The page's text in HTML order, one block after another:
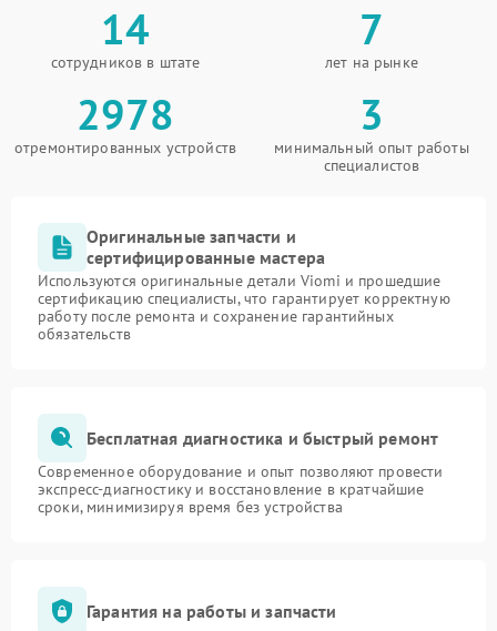
14
сотрудников в штате
7
лет на рынке
2978
отремонтированных устройств
3
минимальный опыт работы
специалистов
Оригинальные запчасти и
сертифицированные мастера
Используются оригинальные детали Viomi и прошедшие
сертификацию специалисты, что гарантирует корректную
работу после ремонта и сохранение гарантийных
обязательств
Бесплатная диагностика и быстрый ремонт
Современное оборудование и опыт позволяют провести
экспресс-диагностику и восстановление в кратчайшие
сроки, минимизируя время без устройства
Гарантия на работы и запчасти